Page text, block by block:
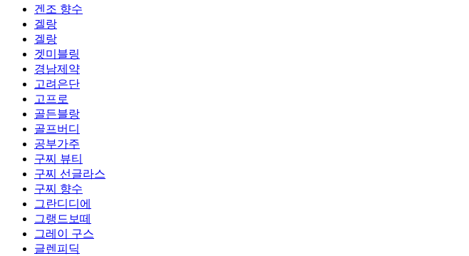
겐조 향수
겔랑
겔랑
겟미블링
경남제약
고려은단
고프로
골든블랑
골프버디
공부가주
구찌 뷰티
구찌 선글라스
구찌 향수
그란디디에
그랭드보떼
그레이 구스
글렌피딕